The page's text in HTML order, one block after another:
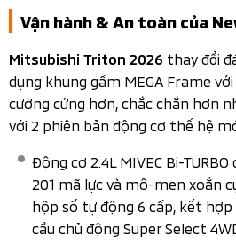
hai vùng độc lập, trang bị tính
tính năng sạc không dây tiện lợi.
bên trong khoang nội thất.